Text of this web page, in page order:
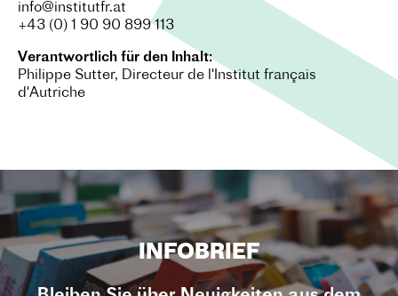
info@institutfr.at
+43 (0) 1 90 90 899 113
Verantwortlich für den Inhalt:
Philippe Sutter, Directeur de l'Institut français
d'Autriche
INFOBRIEF